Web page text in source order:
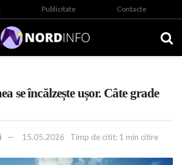
Publicitate Contacte
se încălzește ușor. Câte grade
15.05.2026 Timp de citit: 1 min citire